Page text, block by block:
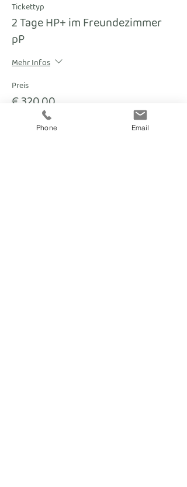
Tickettyp
2 Tage HP+ im Freundezimmer
pP
Mehr Infos
Preis
€ 320,00
Phone Email